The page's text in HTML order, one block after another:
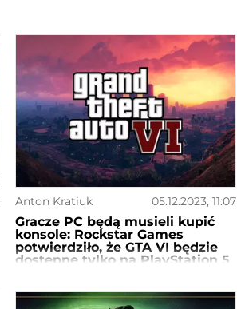
Anton Kratiuk 05.12.2023, 11:07
Gracze PC będą musieli kupić
konsole: Rockstar Games
potwierdziło, że GTA VI będzie
dostępne tylko na PlayStation 5